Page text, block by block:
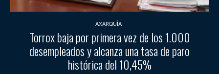
AXARQUÍA
Torrox baja por primera vez de los 1.000
desempleados y alcanza una tasa de paro
histórica del 10,45%